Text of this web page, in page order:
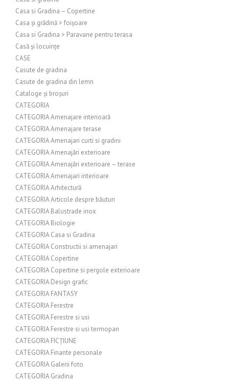
Casa si Gradina – Copertine
Casa și grădină > foișoare
Casa si Gradina > Paravane pentru terasa
Casă și locuințe
CASE
Casute de gradina
Casute de gradina din lemn
Cataloge și broșuri
CATEGORIA
CATEGORIA Amenajare interioară
CATEGORIA Amenajare terase
CATEGORIA Amenajari curti si gradini
CATEGORIA Amenajări exterioare
CATEGORIA Amenajări exterioare – terase
CATEGORIA Amenajari interioare
CATEGORIA Arhitectură
CATEGORIA Articole despre băuturi
CATEGORIA Balustrade inox
CATEGORIA Biologie
CATEGORIA Casa si Gradina
CATEGORIA Constructii si amenajari
CATEGORIA Copertine
CATEGORIA Copertine si pergole exterioare
CATEGORIA Design grafic
CATEGORIA FANTASY
CATEGORIA Ferestre
CATEGORIA Ferestre si usi
CATEGORIA Ferestre si usi termopan
CATEGORIA FICȚIUNE
CATEGORIA Finante personale
CATEGORIA Galerii foto
CATEGORIA Gradina